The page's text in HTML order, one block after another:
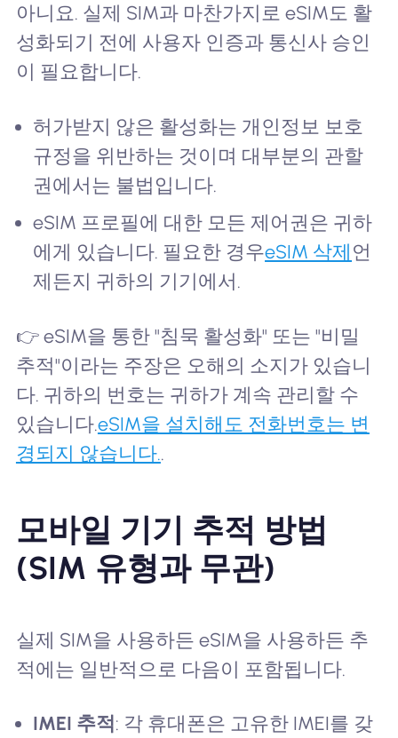
아니요. 실제 SIM과 마찬가지로 eSIM도 활
성화되기 전에 사용자 인증과 통신사 승인
이 필요합니다.
허가받지 않은 활성화는 개인정보 보호
규정을 위반하는 것이며 대부분의 관할
권에서는 불법입니다.
eSIM 프로필에 대한 모든 제어권은 귀하
에게 있습니다. 필요한 경우eSIM 삭제 언
제든지 귀하의 기기에서.
👉 eSIM을 통한 "침묵 활성화" 또는 "비밀
추적"이라는 주장은 오해의 소지가 있습니
다. 귀하의 번호는 귀하가 계속 관리할 수
있습니다.eSIM을 설치해도 전화번호는 변
경되지 않습니다..
모바일 기기 추적 방법
(SIM 유형과 무관)
실제 SIM을 사용하든 eSIM을 사용하든 추
적에는 일반적으로 다음이 포함됩니다.
IMEI 추적: 각 휴대폰은 고유한 IMEI를 갖